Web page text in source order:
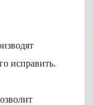
исправить.